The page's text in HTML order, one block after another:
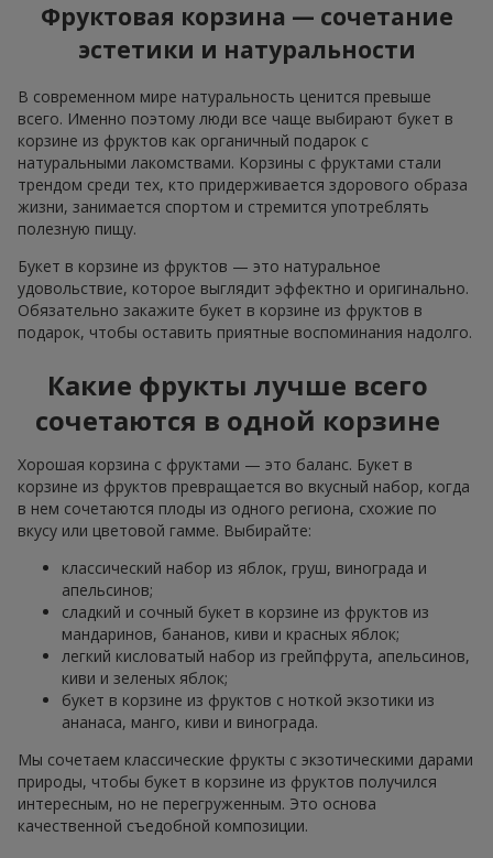
Фруктовая корзина — сочетание
эстетики и натуральности
В современном мире натуральность ценится превыше
всего. Именно поэтому люди все чаще выбирают букет в
корзине из фруктов как органичный подарок с
натуральными лакомствами. Корзины с фруктами стали
трендом среди тех, кто придерживается здорового образа
жизни, занимается спортом и стремится употреблять
полезную пищу.
Букет в корзине из фруктов — это натуральное
удовольствие, которое выглядит эффектно и оригинально.
Обязательно закажите букет в корзине из фруктов в
подарок, чтобы оставить приятные воспоминания надолго.
Какие фрукты лучше всего
сочетаются в одной корзине
Хорошая корзина с фруктами — это баланс. Букет в
корзине из фруктов превращается во вкусный набор, когда
в нем сочетаются плоды из одного региона, схожие по
вкусу или цветовой гамме. Выбирайте:
классический набор из яблок, груш, винограда и
апельсинов;
сладкий и сочный букет в корзине из фруктов из
мандаринов, бананов, киви и красных яблок;
легкий кисловатый набор из грейпфрута, апельсинов,
киви и зеленых яблок;
букет в корзине из фруктов с ноткой экзотики из
ананаса, манго, киви и винограда.
Мы сочетаем классические фрукты с экзотическими дарами
природы, чтобы букет в корзине из фруктов получился
интересным, но не перегруженным. Это основа
качественной съедобной композиции.